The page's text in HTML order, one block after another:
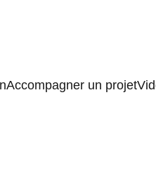
Accompagner un projet